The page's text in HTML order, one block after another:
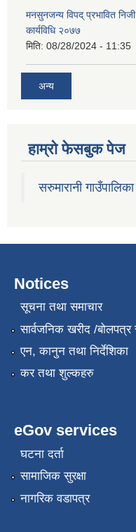
मनसुनजन्य विपद् प्रभावित
कार्यविधि २०७७
मिति: 08/28/2024 - 11:35
अन्य
हाम्राे फेसबुक पेज
सरुमारानी
Notices
सूचना तथा समाचार
सार्वजनिक खरीद /बोलपत्र
एन, कानुन तथा निर्देशिका
कर तथा शुल्कहरु
eGov services
घटना दर्ता
सामाजिक सुरक्षा
नागरिक वडापत्र